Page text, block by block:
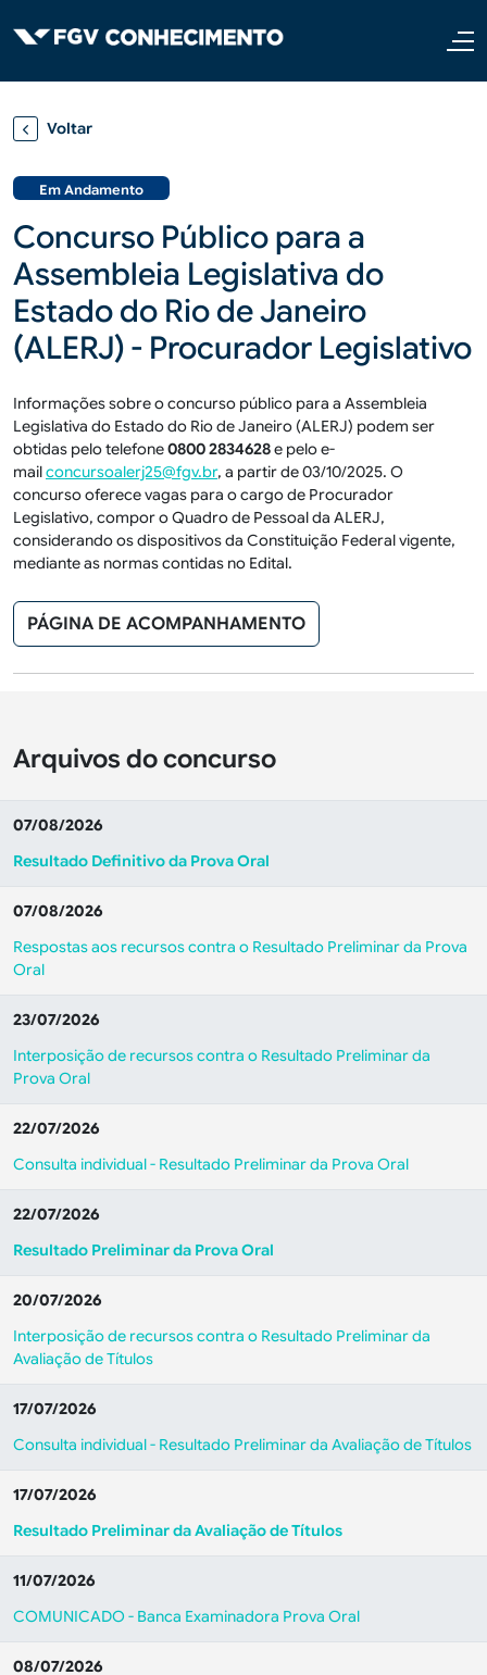
Voltar
Em Andamento
Concurso Público para a
Assembleia Legislativa do
Estado do Rio de Janeiro
(ALERJ) - Procurador Legislativo
Informações sobre o concurso público para a Assembleia
Legislativa do Estado do Rio de Janeiro (ALERJ) podem ser
obtidas pelo telefone0800 2834628e pelo e-
mailconcursoalerj25@fgv.br, a partir de 03/10/2025. O
concurso oferece vagas para o cargo de Procurador
Legislativo, compor o Quadro de Pessoal da ALERJ,
considerando os dispositivos da Constituição Federal vigente,
mediante as normas contidas no Edital.
PÁGINA DE ACOMPANHAMENTO
Arquivos do concurso
07/08/2026
Resultado Definitivo da Prova Oral
07/08/2026
Respostas aos recursos contra o Resultado Preliminar da Prova
Oral
23/07/2026
Interposição de recursos contra o Resultado Preliminar da
Prova Oral
22/07/2026
Consulta individual - Resultado Preliminar da Prova Oral
22/07/2026
Resultado Preliminar da Prova Oral
20/07/2026
Interposição de recursos contra o Resultado Preliminar da
Avaliação de Títulos
17/07/2026
Consulta individual - Resultado Preliminar da Avaliação de Títulos
17/07/2026
Resultado Preliminar da Avaliação de Títulos
11/07/2026
COMUNICADO - Banca Examinadora Prova Oral
08/07/2026